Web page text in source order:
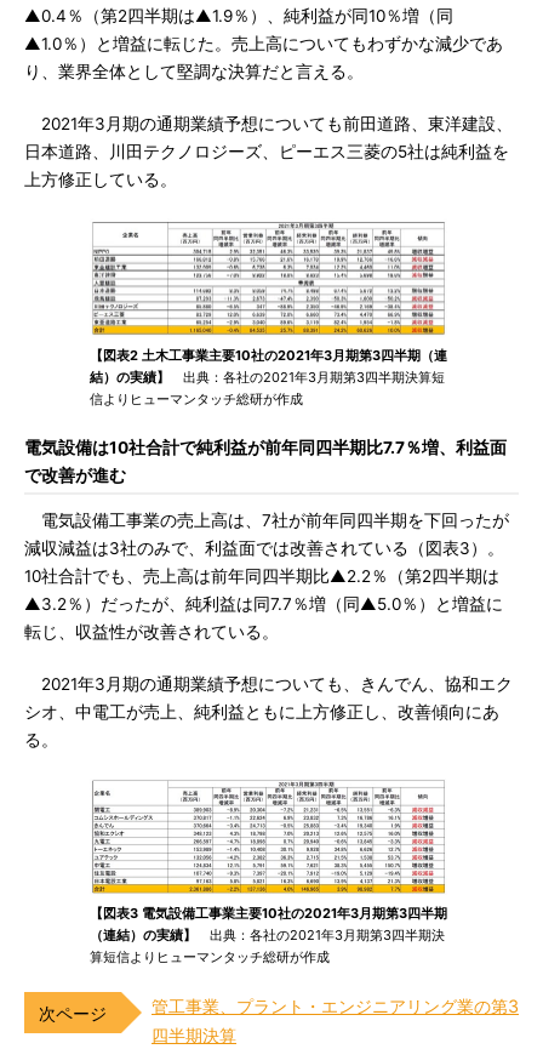
▲0.4％（第2四半期は▲1.9％）、純利益が同10％増（同
▲1.0％）と増益に転じた。売上高についてもわずかな減少であ
り、業界全体として堅調な決算だと言える。
2021年3月期の通期業績予想についても前田道路、東洋建設、
日本道路、川田テクノロジーズ、ピーエス三菱の5社は純利益を
上方修正している。
【図表2 土木工事業主要10社の2021年3月期第3四半期（連
結）の実績】
出典：各社の2021年3月期第3四半期決算短
信よりヒューマンタッチ総研が作成
電気設備は10社合計で純利益が前年同四半期比7.7％増、利益面
で改善が進む
電気設備工事業の売上高は、7社が前年同四半期を下回ったが
減収減益は3社のみで、利益面では改善されている（図表3）。
10社合計でも、売上高は前年同四半期比▲2.2％（第2四半期は
▲3.2％）だったが、純利益は同7.7％増（同▲5.0％）と増益に
転じ、収益性が改善されている。
2021年3月期の通期業績予想についても、きんでん、協和エク
シオ、中電工が売上、純利益ともに上方修正し、改善傾向にあ
る。
【図表3 電気設備工事業主要10社の2021年3月期第3四半期
（連結）の実績】
出典：各社の2021年3月期第3四半期決
算短信よりヒューマンタッチ総研が作成
管工事業、プラント・エンジニアリング業の第3
四半期決算